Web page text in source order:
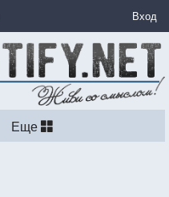
Вход
Еще